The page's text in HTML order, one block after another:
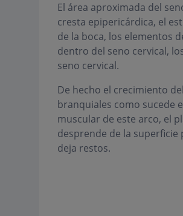
El área aproximada del
cresta epipericárdica, el
de la boca, los elementos
dentro del seno cervical,
seno cervical.
De hecho el crecimiento
branquiales como sucede
muscular de este arco, el
desprende de la
deja restos.